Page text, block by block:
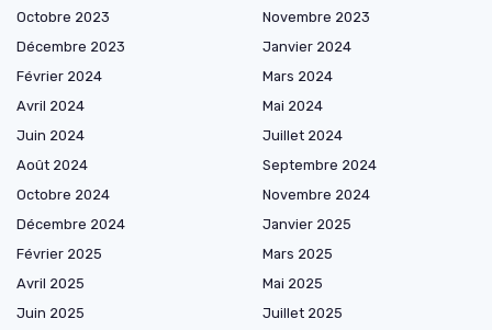
Octobre 2023
Novembre 2023
Décembre 2023
Janvier 2024
Février 2024
Mars 2024
Avril 2024
Mai 2024
Juin 2024
Juillet 2024
Août 2024
Septembre 2024
Octobre 2024
Novembre 2024
Décembre 2024
Janvier 2025
Février 2025
Mars 2025
Avril 2025
Mai 2025
Juin 2025
Juillet 2025